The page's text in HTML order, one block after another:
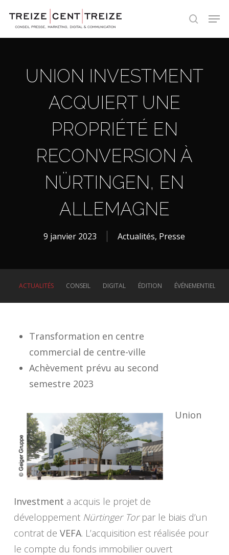
search
UNION INVESTMENT
ACQUIERT UNE
PROPRIÉTÉ EN
RECONVERSION À
NÜRTINGEN, EN
ALLEMAGNE
9 janvier 2023 Actualités, Presse
ACTUALITÉS CONSEIL DIGITAL ÉDITION ÉVÉNEMENTIEL
Transformation en centre
commercial de centre-ville
Achèvement prévu au second
semestre 2023
Union
Investment a acquis le projet de
développement Nürtinger Torpar le biais d’un
contrat de VEFA. L’acquisition est réalisée pour
le compte du fonds immobilier ouvert